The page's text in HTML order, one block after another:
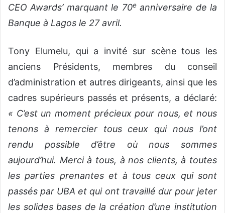
CEO Awards’ marquant le 70eanniversaire de la
Banque à Lagos le 27 avril.
Tony Elumelu, qui a invité sur scène tous les
anciens Présidents, membres du conseil
d’administration et autres dirigeants, ainsi que les
cadres supérieurs passés et présents, a déclaré:
« C’est un moment précieux pour nous, et nous
tenons à remercier tous ceux qui nous l’ont
rendu possible d’être où nous sommes
aujourd’hui. Merci à tous, à nos clients, à toutes
les parties prenantes et à tous ceux qui sont
passés par UBA et qui ont travaillé dur pour jeter
les solides bases de la création d’une institution